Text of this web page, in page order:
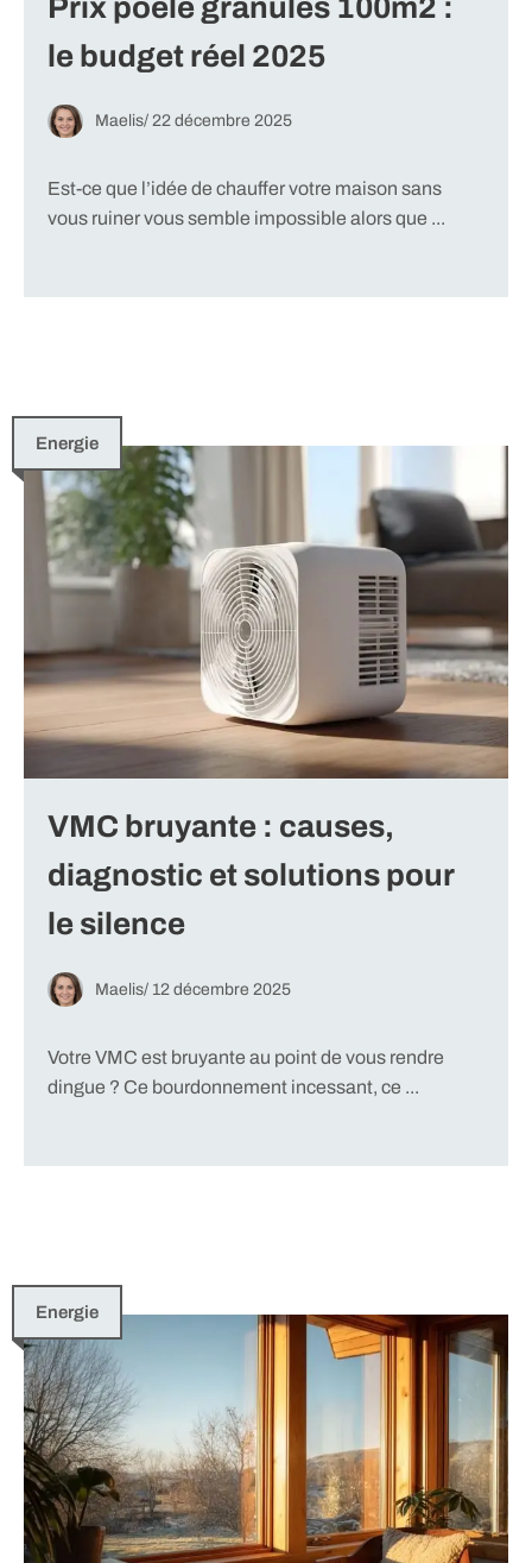
le budget réel 2025
Maelis/ 22 décembre 2025
Est-ce que l’idée de chauffer votre maison sans
vous ruiner vous semble impossible alors que ...
Energie
VMC bruyante : causes,
diagnostic et solutions pour
le silence
Maelis/ 12 décembre 2025
Votre VMC est bruyante au point de vous rendre
dingue ? Ce bourdonnement incessant, ce ...
Energie